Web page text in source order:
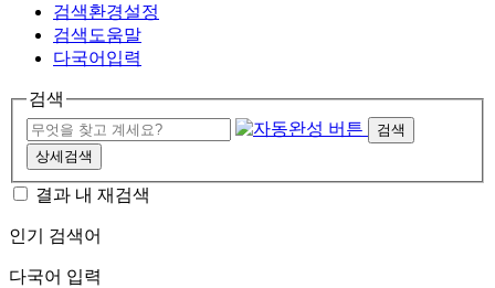
검색환경설정
검색도움말
다국어입력
검색
검색
상세검색
결과 내 재검색
인기 검색어
다국어 입력